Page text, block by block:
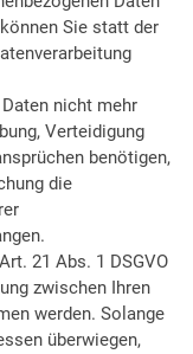
Sie statt der
nicht mehr
Verteidigung
benötigen,
die
21 Abs. 1 DSGVO
zwischen Ihren
werden. Solange
überwiegen,